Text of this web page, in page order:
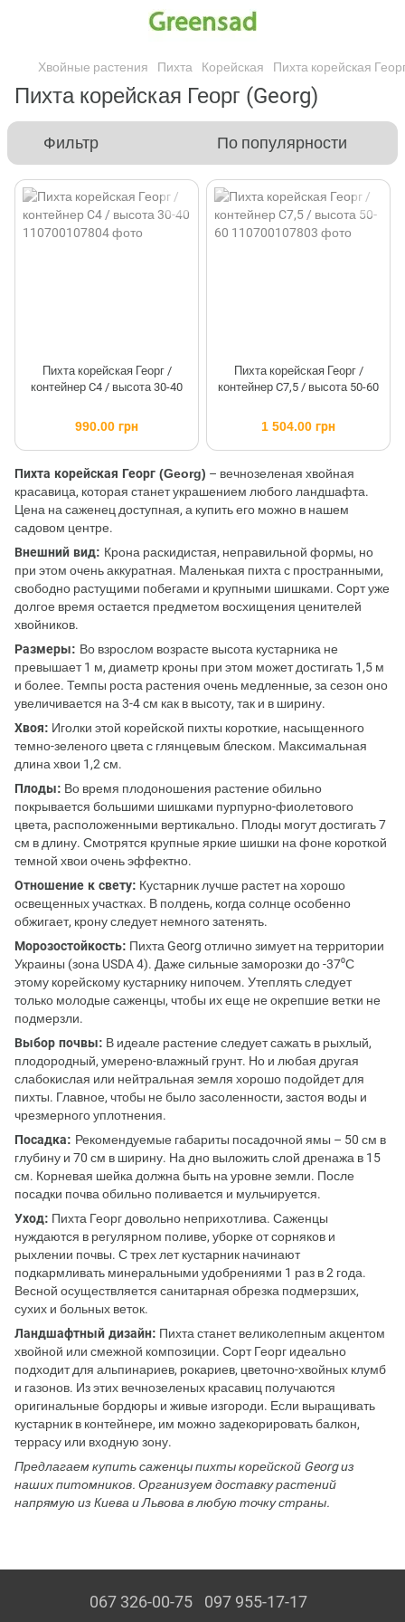
Хвойные растения Пихта Корейская Пихта корейская
Пихта корейская Георг (Georg)
Фильтр По популярности
Пихта корейская Георг /
контейнер C4 / высота 30-40
990.00 грн
Пихта корейская Георг /
контейнер C7,5 / высота 50-60
1 504.00 грн
Пихта корейская Георг (Georg) – вечнозеленая хвойная
красавица, которая станет украшением любого ландшафта.
Цена на саженец доступная, а купить его можно в нашем
садовом центре.
Внешний вид: Крона раскидистая, неправильной формы, но
при этом очень аккуратная. Маленькая пихта с пространными,
свободно растущими побегами и крупными шишками. Сорт уже
долгое время остается предметом восхищения ценителей
хвойников.
Размеры: Во взрослом возрасте высота кустарника не
превышает 1 м, диаметр кроны при этом может достигать 1,5 м
и более. Темпы роста растения очень медленные, за сезон оно
увеличивается на 3-4 см как в высоту, так и в ширину.
Хвоя: Иголки этой корейской пихты короткие, насыщенного
темно-зеленого цвета с глянцевым блеском. Максимальная
длина хвои 1,2 см.
Плоды: Во время плодоношения растение обильно
покрывается большими шишками пурпурно-фиолетового
цвета, расположенными вертикально. Плоды могут достигать 7
см в длину. Смотрятся крупные яркие шишки на фоне короткой
темной хвои очень эффектно.
Отношение к свету: Кустарник лучше растет на хорошо
освещенных участках. В полдень, когда солнце особенно
обжигает, крону следует немного затенять.
Морозостойкость: Пихта Georg отлично зимует на территории
Украины (зона USDA 4). Даже сильные заморозки до -37⁰С
этому корейскому кустарнику нипочем. Утеплять следует
только молодые саженцы, чтобы их еще не окрепшие ветки не
подмерзли.
Выбор почвы: В идеале растение следует сажать в рыхлый,
плодородный, умерено-влажный грунт. Но и любая другая
слабокислая или нейтральная земля хорошо подойдет для
пихты. Главное, чтобы не было засоленности, застоя воды и
чрезмерного уплотнения.
Посадка: Рекомендуемые габариты посадочной ямы – 50 см в
глубину и 70 см в ширину. На дно выложить слой дренажа в 15
см. Корневая шейка должна быть на уровне земли. После
посадки почва обильно поливается и мульчируется.
Уход: Пихта Георг довольно неприхотлива. Саженцы
нуждаются в регулярном поливе, уборке от сорняков и
рыхлении почвы. С трех лет кустарник начинают
подкармливать минеральными удобрениями 1 раз в 2 года.
Весной осуществляется санитарная обрезка подмерзших,
сухих и больных веток.
Ландшафтный дизайн: Пихта станет великолепным акцентом
хвойной или смежной композиции. Сорт Георг идеально
подходит для альпинариев, рокариев, цветочно-хвойных клумб
и газонов. Из этих вечнозеленых красавиц получаются
оригинальные бордюры и живые изгороди. Если выращивать
кустарник в контейнере, им можно задекорировать балкон,
террасу или входную зону.
Предлагаем купить саженцы пихты корейской Georg из
наших питомников. Организуем доставку растений
напрямую из Киева и Львова в любую точку страны.
067 326-00-75 097 955-17-17